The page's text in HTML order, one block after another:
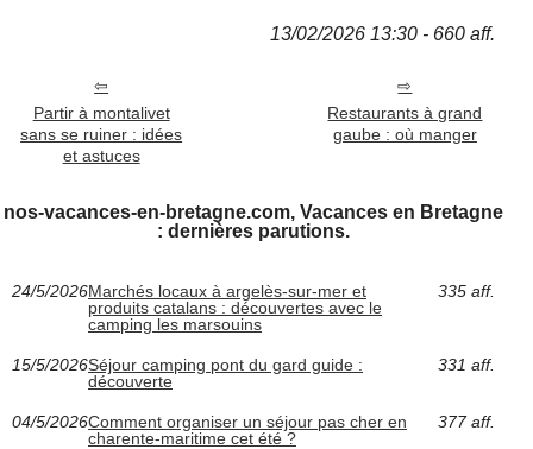
13/02/2026 13:30 - 660 aff.
Partir à montalivet
sans se ruiner : idées
et astuces
Restaurants à grand
gaube : où manger
nos-vacances-en-bretagne.com, Vacances en Bretagne
: dernières parutions.
24/5/2026Marchés locaux à argelès-sur-mer et
produits catalans : découvertes avec le
camping les marsouins
335 aff.
15/5/2026Séjour camping pont du gard guide :
découverte
331 aff.
04/5/2026Comment organiser un séjour pas cher en
charente-maritime cet été ?
377 aff.